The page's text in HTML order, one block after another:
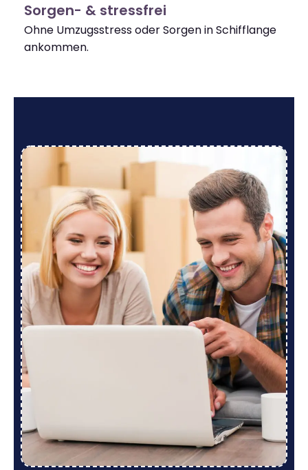
Sorgen- & stressfrei
Ohne Umzugsstress oder Sorgen in Schifflange
ankommen.